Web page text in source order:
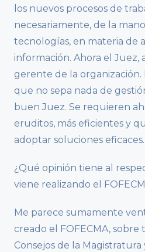
los nuevos procesos de
necesariamente, de la
tecnologías, en materia de
información. Ahora el Juez,
gerente de la
que no sepa nada de
buen Juez. Se requieren
eruditos, más eficientes y
adoptar soluciones eficaces.
¿Qué opinión tiene al
viene realizando el
Me parece sumamente
creado el FOFECMA,
Consejos de la